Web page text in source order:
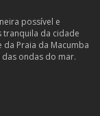
possível e
tranquila da cidade
da Praia da Macumba
ondas do mar.